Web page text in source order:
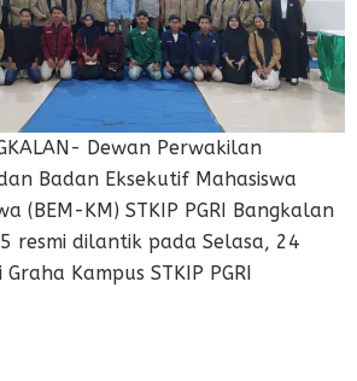
Dewan Perwakilan
Badan Eksekutif Mahasiswa
(BEM-KM) STKIP PGRI Bangkalan
resmi dilantik pada Selasa, 24
Kampus STKIP PGRI